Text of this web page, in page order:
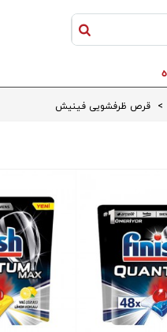
> قرص ظرفشویی فینیش